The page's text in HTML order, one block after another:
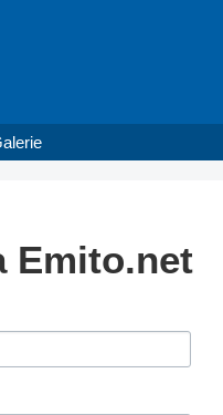
Emito.net